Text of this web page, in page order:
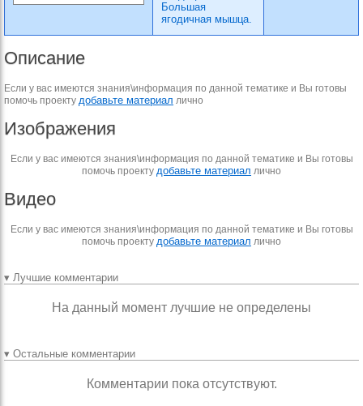
Большая
ягодичная мышца.
Описание
Если у вас имеются знания\информация по данной тематике и Вы готовы
помочь проекту добавьте материал лично
Изображения
Если у вас имеются знания\информация по данной тематике и Вы готовы
помочь проекту добавьте материал лично
Видео
Если у вас имеются знания\информация по данной тематике и Вы готовы
помочь проекту добавьте материал лично
▾ Лучшие комментарии
На данный момент лучшие не определены
▾ Остальные комментарии
Комментарии пока отсутствуют.